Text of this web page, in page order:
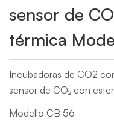
sensor de
térmica
Incubadoras de CO2
sensor de CO₂ con
Modello CB 56